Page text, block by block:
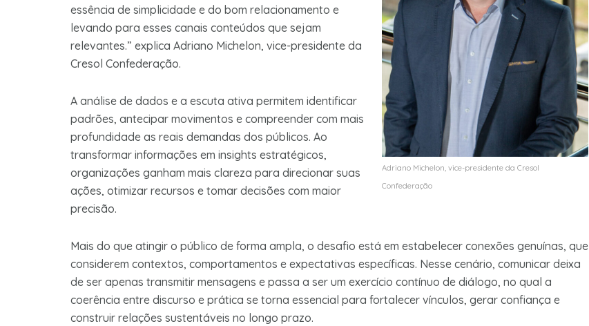
Adriano Michelon, vice-presidente da Cresol
Confederação
essência de simplicidade e do bom relacionamento e
levando para esses canais conteúdos que sejam
relevantes.” explica Adriano Michelon, vice-presidente da
Cresol Confederação.
A análise de dados e a escuta ativa permitem identificar
padrões, antecipar movimentos e compreender com mais
profundidade as reais demandas dos públicos. Ao
transformar informações em insights estratégicos,
organizações ganham mais clareza para direcionar suas
ações, otimizar recursos e tomar decisões com maior
precisão.
Mais do que atingir o público de forma ampla, o desafio está em estabelecer conexões genuínas, que
considerem contextos, comportamentos e expectativas específicas. Nesse cenário, comunicar deixa
de ser apenas transmitir mensagens e passa a ser um exercício contínuo de diálogo, no qual a
coerência entre discurso e prática se torna essencial para fortalecer vínculos, gerar confiança e
construir relações sustentáveis no longo prazo.